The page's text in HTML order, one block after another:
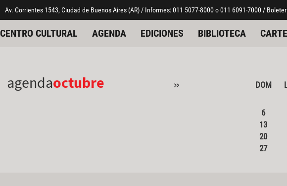
Av. Corrientes 1543, Ciudad de Buenos Aires (AR) / Informes: 011 5077-8000 o 011 6091-7000 /
CENTRO CULTURAL AGENDA EDICIONES BIBLIOTECA
agendaoctubre » DOM
6
13
20
27